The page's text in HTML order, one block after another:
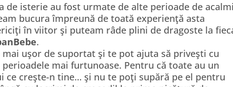
de isterie au fost urmate de alte perioade de
bucura împreună de toată experienţă asta
în viitor şi puteam râde plini de dragoste la
.
uşor de suportat şi te pot ajuta să priveşti cu
mai furtunoase. Pentru că toate au un
ce creşte-n tine… şi nu te poţi supără pe el pentru